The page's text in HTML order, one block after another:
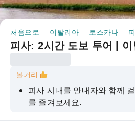
처음으로 이탈리아 토스카나
피사: 2시간 도보 투어 | 이
볼거리
피사 시내를 안내자와 함께
를 즐겨보세요.
도시의 주요 명소와 잘 알려